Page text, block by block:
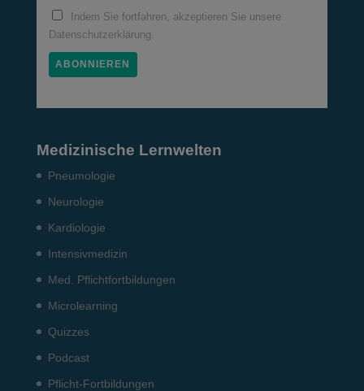
Indem Sie fortfahren, akzeptieren Sie unsere
Datenschutzerklärung.
Medizinische Lernwelten
Pneumo­logie
Neurologie
Kardiologie
Intensiv­medizin
Med. Pflichtfort­bildun­gen
Microlearning
Quizzes
Podcast
Pflicht-Fort­bildun­gen